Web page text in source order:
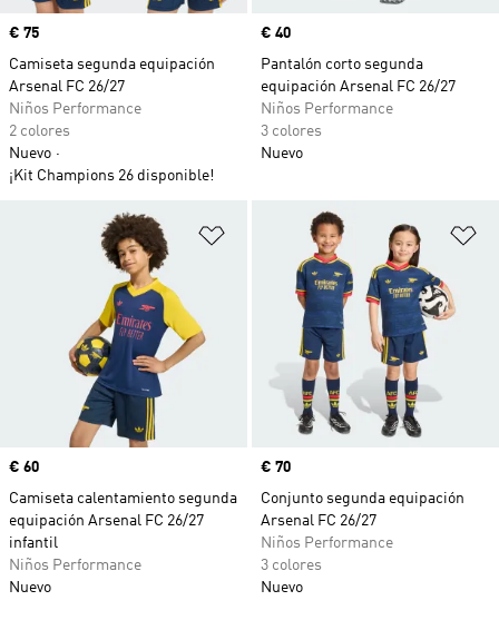
Precio
€ 75
Camiseta segunda equipación
Arsenal FC 26/27
Niños Performance
2 colores
Nuevo
¡Kit Champions 26 disponible!
Precio
€ 40
Pantalón corto segunda
equipación Arsenal FC 26/27
Niños Performance
3 colores
Nuevo
Añadir a la lista de deseos
Precio
€ 60
Camiseta calentamiento segunda
equipación Arsenal FC 26/27
infantil
Niños Performance
Nuevo
Precio
€ 70
Conjunto segunda equipación
Arsenal FC 26/27
Niños Performance
3 colores
Nuevo